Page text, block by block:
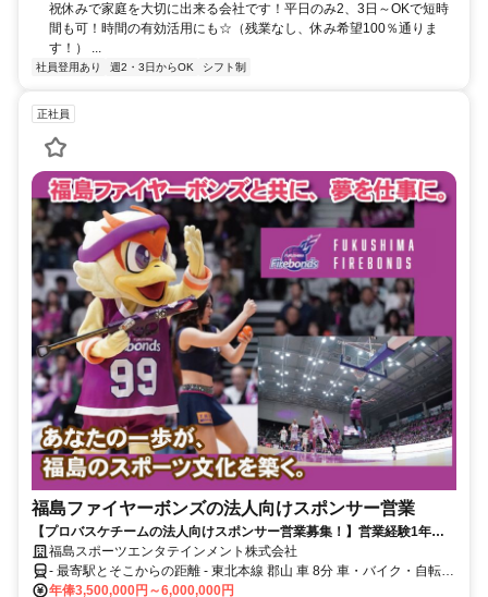
祝休みで家庭を大切に出来る会社です！平日のみ2、3日～OKで短時
間も可！時間の有効活用にも☆（残業なし、休み希望100％通りま
す！） ...
社員登用あり 週2・3日からOK シフト制
正社員
福島ファイヤーボンズの法人向けスポンサー営業
【プロバスケチームの法人向けスポンサー営業募集！】営業経験1年以
上は年俸400万～600万円。1年後に管理職へ！転勤無しで福島に貢献！
年休117日！B.PREMIER参入を目指す福島ファイヤーボンズでは地域密
着型の営業活動を通じて、売上・集客の拡大に挑戦する仲間を募集。地
福島スポーツエンタテインメント株式会社
- 最寄駅とそこからの距離 - 東北本線 郡山 車 8分 車・バイク・自転車
通勤OK
年俸3,500,000円～6,000,000円